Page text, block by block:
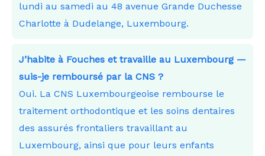
lundi au samedi au 48 avenue Grande Duchesse
Charlotte à Dudelange, Luxembourg.
J’habite à Fouches et travaille au Luxembourg —
suis-je remboursé par la CNS ?
Oui. La CNS Luxembourgeoise rembourse le
traitement orthodontique et les soins dentaires
des assurés frontaliers travaillant au
Luxembourg, ainsi que pour leurs enfants